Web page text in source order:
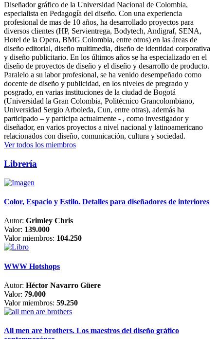
Diseñador gráfico de la Universidad Nacional de Colombia,
especialista en Pedagogía del diseño. Con una experiencia
profesional de mas de 10 años, ha desarrollado proyectos para
diversos clientes (HP, Servientrega, Bodytech, Andigraf, SENA,
Hotel de la Opera, BMG Colombia, entre otros) en las áreas de
diseño editorial, diseño multimedia, diseño de identidad corporativa
y diseño publicitario. En los últimos años se ha especializado en el
diseño de proyectos de diseño y el diseño y desarrollo de producto.
Paralelo a su labor profesional, se ha venido desempeñado como
docente de diseño y publicidad, en los niveles de pregrado y
posgrado, en varias instituciones de la ciudad de Bogotá
(Universidad la Gran Colombia, Politécnico Grancolombiano,
Universidad Sergio Arboleda, Cun, entre otras), además ha
participado – y participa actualmente - , como investigador y
diseñador, en varios proyectos a nivel nacional y latinoamericano
relacionados con diseño, comunicación, cultura y sociedad.
Ver todos los miembros
Librería
Color, Espacio y Estilo. Detalles para diseñadores de interiores
Autor: Grimley Chris
Valor: 139.000
Valor miembros: 104.250
WWW Hotshops
Autor: Héctor Navarro Güere
Valor: 79.000
Valor miembros: 59.250
All men are brothers. Los maestros del diseño gráfico